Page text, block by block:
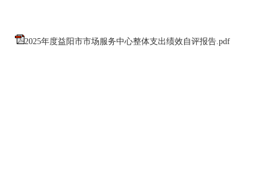
2025年度益阳市市场服务中心整体支出绩效自评报告.pdf